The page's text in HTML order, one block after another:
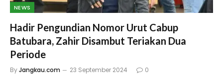
NEWS
Hadir Pengundian Nomor Urut Cabup
Batubara, Zahir Disambut Teriakan Dua
Periode
ByJangkau.com 23 September 2024 0